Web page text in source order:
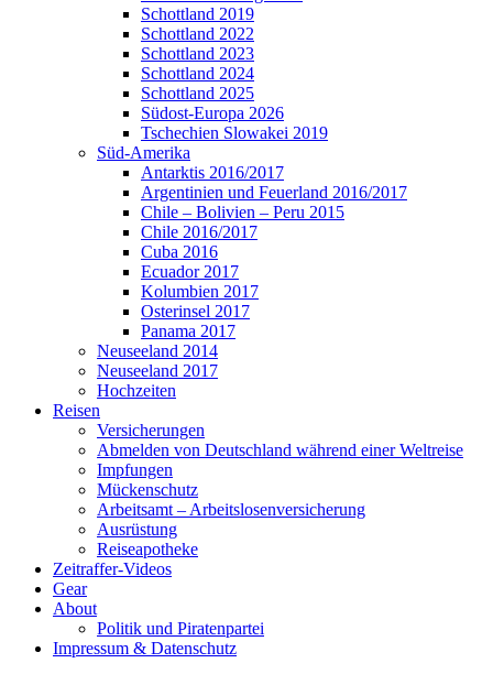
Schottland 2019
Schottland 2022
Schottland 2023
Schottland 2024
Schottland 2025
Südost-Europa 2026
Tschechien Slowakei 2019
Süd-Amerika
Antarktis 2016/2017
Argentinien und Feuerland 2016/2017
Chile – Bolivien – Peru 2015
Chile 2016/2017
Cuba 2016
Ecuador 2017
Kolumbien 2017
Osterinsel 2017
Panama 2017
Neuseeland 2014
Neuseeland 2017
Hochzeiten
Reisen
Versicherungen
Abmelden von Deutschland während einer Weltreise
Impfungen
Mückenschutz
Arbeitsamt – Arbeitslosenversicherung
Ausrüstung
Reiseapotheke
Zeitraffer-Videos
Gear
About
Politik und Piratenpartei
Impressum & Datenschutz